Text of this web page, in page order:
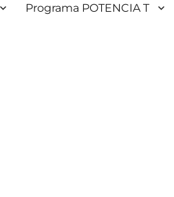
Programa POTENCIA T